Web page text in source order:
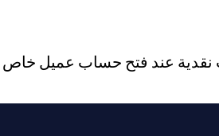
نقدية عند فتح حساب عميل خاص